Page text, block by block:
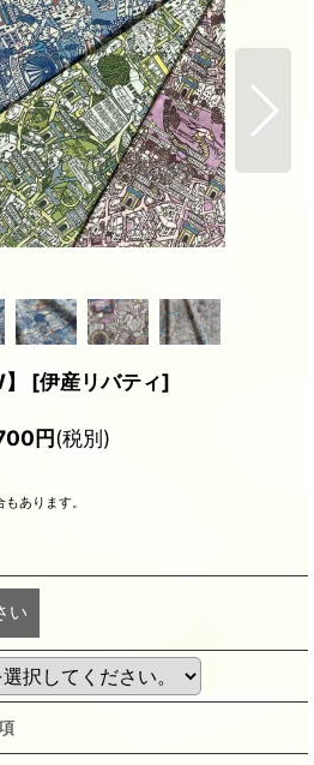
[伊産リバティ]
円(税別)
あります。
い